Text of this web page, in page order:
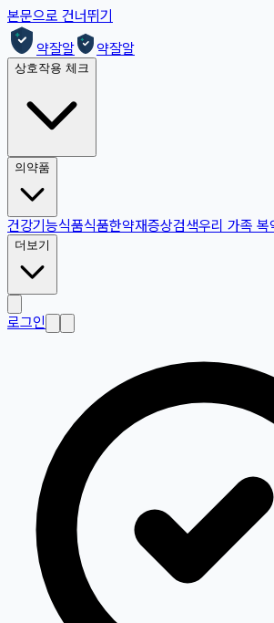
본문으로 건너뛰기
약잘알
약잘알
상호작용 체크
의약품
건강기능식품식품한약재증상검색우리 가족 복
더보기
로그인